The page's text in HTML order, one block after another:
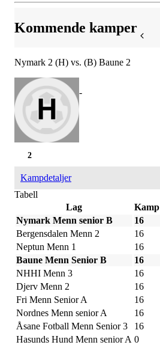
Kommende kamper
Nymark 2 (H) vs. (B) Baune 2
-
2
Kampdetaljer
Tabell
Lag
Kamp
Nymark Menn senior B
16
Bergensdalen Menn 2
16
Neptun Menn 1
16
Baune Menn Senior B
16
NHHI Menn 3
16
Djerv Menn 2
16
Fri Menn Senior A
16
Nordnes Menn senior A
16
Åsane Fotball Menn Senior 3
16
Hasunds Hund Menn senior A 0